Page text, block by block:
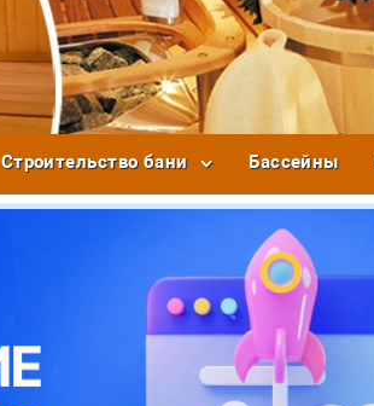
Строительство бани Бассейны